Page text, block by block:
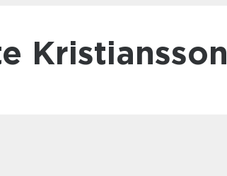
Kristiansson